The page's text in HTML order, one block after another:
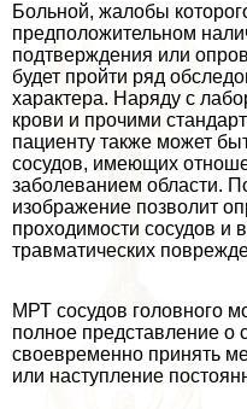
Больной, жалобы
предположительном
подтверждения или
будет пройти ряд
хаpaктера. Наряду с
крови и прочими
пациенту также может
сосудов, имеющих
заболеванием области.
изображение позволит
проходимости сосудов и
травматических
МРТ сосудов головного
полное представление о
своевременно принять
или наступление